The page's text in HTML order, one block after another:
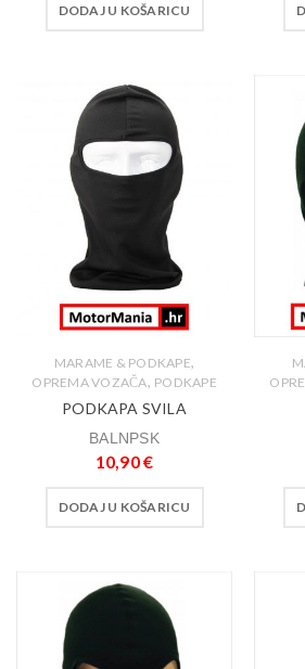
DODAJ U KOŠARICU
MARAME & PODKAPE,
OPREMA VOZAČA, PODKAPE
PODKAPA SVILA
BALNPSK
10,90€
DODAJ U KOŠARICU